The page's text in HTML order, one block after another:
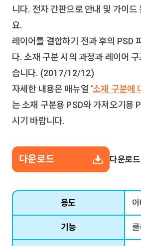
니다. 전자 간판으로 안내 및 가이드
요.
레이어를 결합하기 전과 후의 PSD
다. 소재 구분 시의 과정과 레이어
습니다. (2017/12/12)
자세한 내용은 매뉴얼 ‘소재 구분에
는 소재 구분용 PSD와 가져오기용
시기 바랍니다.
다운로드 다운로드
용도
기능